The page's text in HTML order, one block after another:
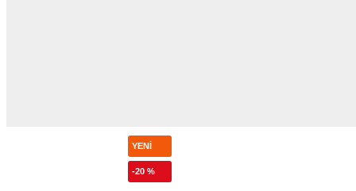
YENI
-20 %